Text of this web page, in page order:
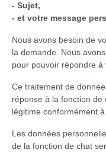
- Sujet,
- et votre message
Nous avons besoin de
la demande. Nous
pour pouvoir répondre à
Ce traitement de
réponse à la fonction
légitime conformément
Les données
de la fonction de chat